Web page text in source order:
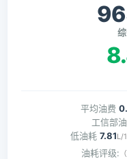
平均油费
工信部
低油耗 7.81L/
油耗评级: